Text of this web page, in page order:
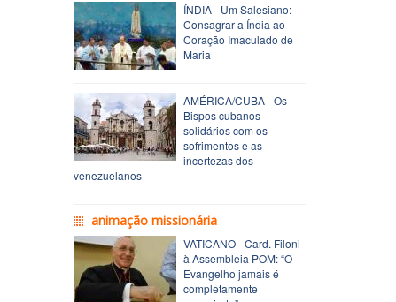
ÍNDIA - Um Salesiano:
Consagrar a Índia ao
Coração Imaculado de
Maria
AMÉRICA/CUBA - Os
Bispos cubanos
solidários com os
sofrimentos e as
incertezas dos
venezuelanos
animação missionária
VATICANO - Card. Filoni
à Assembleia POM: “O
Evangelho jamais é
completamente